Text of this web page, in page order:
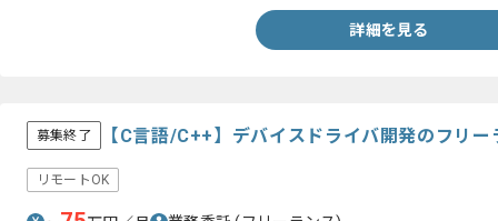
詳細を見る
募集終了 【C言語/C++】デバイスドライバ開発のフリ
リモートOK